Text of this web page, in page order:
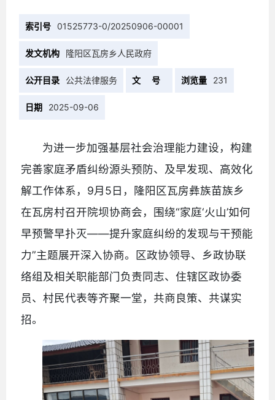
索引号 01525773-0/20250906-00001
发文机构 隆阳区瓦房乡人民政府
公开目录 公共法律服务 文 号 浏览量 231
日期 2025-09-06
为进一步加强基层社会治理能力建设，构建
完善家庭矛盾纠纷源头预防、及早发现、高效化
解工作体系，9月5日，隆阳区瓦房彝族苗族乡
在瓦房村召开院坝协商会，围绕“家庭‘火山’如何
早预警早扑灭——提升家庭纠纷的发现与干预能
力”主题展开深入协商。区政协领导、乡政协联
络组及相关职能部门负责同志、住辖区政协委
员、村民代表等齐聚一堂，共商良策、共谋实
招。